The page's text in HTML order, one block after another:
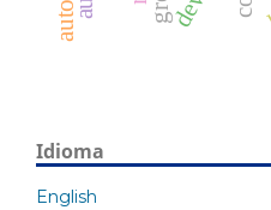
Idioma
English